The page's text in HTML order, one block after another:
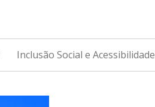
Inclusão Social e Acessibilidade